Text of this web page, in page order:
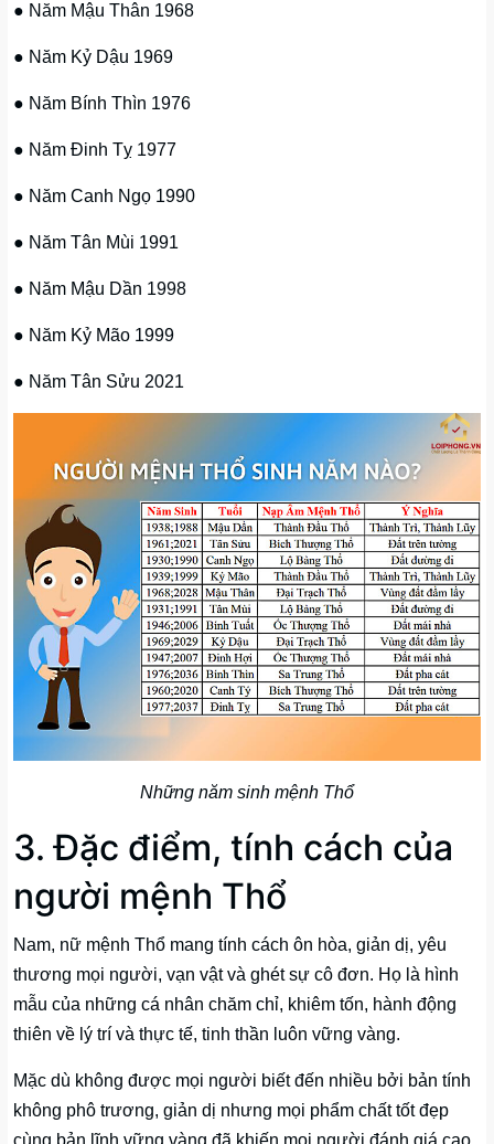
● Năm Mậu Thân 1968
● Năm Kỷ Dậu 1969
● Năm Bính Thìn 1976
● Năm Đinh Tỵ 1977
● Năm Canh Ngọ 1990
● Năm Tân Mùi 1991
● Năm Mậu Dần 1998
● Năm Kỷ Mão 1999
● Năm Tân Sửu 2021
Những năm sinh mệnh Thổ
3. Đặc điểm, tính cách của
người mệnh Thổ
Nam, nữ mệnh Thổ mang tính cách ôn hòa, giản dị, yêu
thương mọi người, vạn vật và ghét sự cô đơn. Họ là hình
mẫu của những cá nhân chăm chỉ, khiêm tốn, hành động
thiên về lý trí và thực tế, tinh thần luôn vững vàng.
Mặc dù không được mọi người biết đến nhiều bởi bản tính
không phô trương, giản dị nhưng mọi phẩm chất tốt đẹp
cùng bản lĩnh vững vàng đã khiến mọi người đánh giá cao